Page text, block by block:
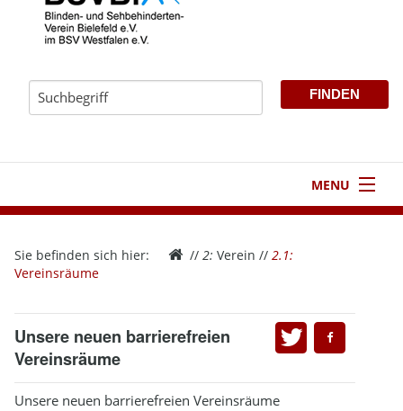
MENU
2
Verein
3
Aktivitäten
Kontakt
Sie befinden sich hier: //2:Verein //2.1:
Vereinsräume
Unsere neuen barrierefreien
Vereinsräume
Unsere neuen barrierefreien Vereinsräume